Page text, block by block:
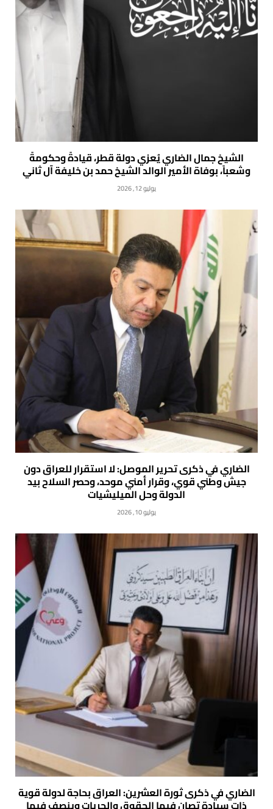
الشيخ جمال الضاري يُعزي دولة قطر، قيادةً وحكومةً
وشعباً، بوفاة الأمير الوالد الشيخ حمد بن خليفة آل ثاني
يوليو 12, 2026
الضاري في ذكرى تحرير الموصل: لا استقرار للعراق دون
جيش وطني قوي، وقرار أمني موحد، وحصر السلاح بيد
الدولة وحل الميليشيات
يوليو 10, 2026
الضاري في ذكرى ثورة العشرين: العراق بحاجة لدولة قوية